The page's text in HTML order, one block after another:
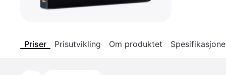
Priser Prisutvikling Om produktet